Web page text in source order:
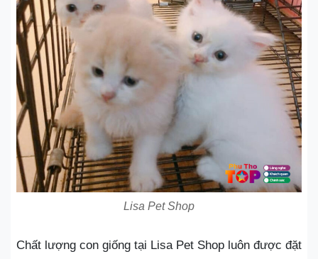
Lisa Pet Shop
Chất lượng con giống tại Lisa Pet Shop luôn được đặt